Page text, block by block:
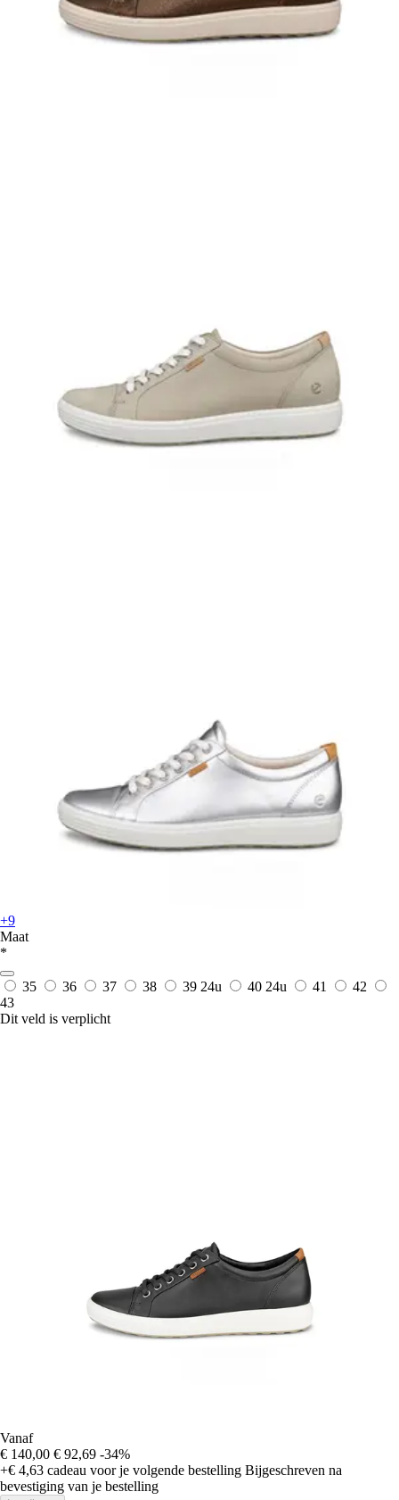
+9
Maat
*
35 36 37 38 39 24u 40 24u 41
42
43
Dit veld is verplicht
Vanaf
€ 140,00 € 92,69 -34%
+€ 4,63 cadeau voor je volgende bestelling Bijgeschreven na
bevestiging van je bestelling